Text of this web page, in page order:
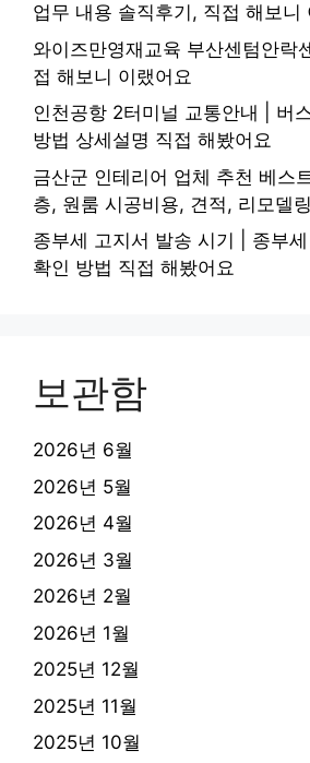
업무 내용 솔직후기, 직접 해보니
와이즈만영재교육 부산센텀안락
접 해보니 이랬어요
인천공항 2터미널 교통안내 | 버
방법 상세설명 직접 해봤어요
금산군 인테리어 업체 추천 베스
층, 원룸 시공비용, 견적, 리모델
종부세 고지서 발송 시기 | 종부
확인 방법 직접 해봤어요
보관함
2026년 6월
2026년 5월
2026년 4월
2026년 3월
2026년 2월
2026년 1월
2025년 12월
2025년 11월
2025년 10월